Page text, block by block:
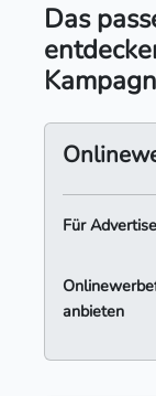
Das
Für
anbieten